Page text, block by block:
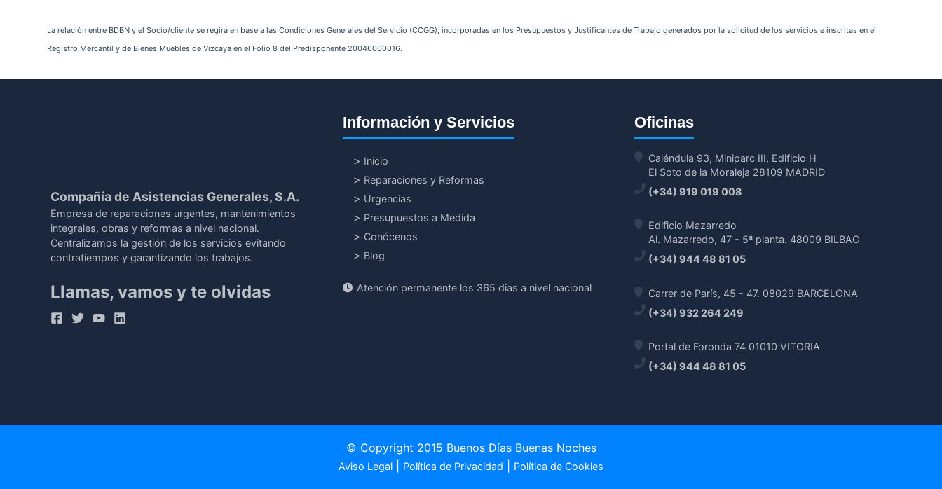
La relación entre BDBN y el Socio/cliente se regirá en base a las Condiciones Generales del Servicio (CCGG), incorporadas en los Presupuestos y Justificantes de Trabajo generados por la solicitud de los servicios e inscritas en el
Registro Mercantil y de Bienes Muebles de Vizcaya en el Folio 8 del Predisponente 20046000016.
Compañía de Asistencias Generales, S.A.
Empresa de reparaciones urgentes, mantenimientos
integrales, obras y reformas a nivel nacional.
Centralizamos la gestión de los servicios evitando
contratiempos y garantizando los trabajos.
Llamas, vamos y te olvidas
Información y Servicios
Inicio
Reparaciones y Reformas
Urgencias
Presupuestos a Medida
Conócenos
Blog
Atención permanente los 365 días a nivel nacional
Oficinas
Caléndula 93, Miniparc III, Edificio H
El Soto de la Moraleja 28109 MADRID
(+34) 919 019 008
Edificio Mazarredo
Al. Mazarredo, 47 - 5ª planta. 48009 BILBAO
(+34) 944 48 81 05
Carrer de París, 45 - 47. 08029 BARCELONA
(+34) 932 264 249
Portal de Foronda 74 01010 VITORIA
(+34) 944 48 81 05
© Copyright 2015 Buenos Días Buenas Noches
Aviso Legal Política de Privacidad Política de Cookies